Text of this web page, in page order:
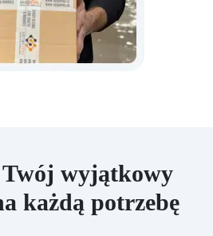
wyjątkowy
każdą potrzebę